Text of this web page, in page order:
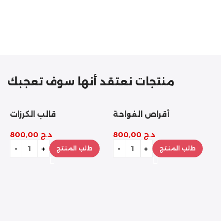
منتجات نعتقد أنها سوف تعجبك
قالب الكرزات
د.ج
طلب المنتج
أقراص الفواحة
د.ج
طلب المنتج